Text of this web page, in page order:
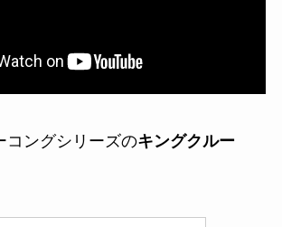
コングシリーズのキングクルー